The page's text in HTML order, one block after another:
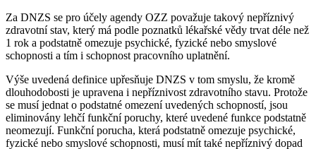
Za DNZS se pro účely agendy OZZ považuje takový nepříznivý
zdravotní stav, který má podle poznatků lékařské vědy trvat déle než
1 rok a podstatně omezuje psychické, fyzické nebo smyslové
schopnosti a tím i schopnost pracovního uplatnění.
Výše uvedená definice upřesňuje DNZS v tom smyslu, že kromě
dlouhodobosti je upravena i nepříznivost zdravotního stavu. Protože
se musí jednat o podstatné omezení uvedených schopností, jsou
eliminovány lehčí funkční poruchy, které uvedené funkce podstatně
neomezují. Funkční porucha, která podstatně omezuje psychické,
fyzické nebo smyslové schopnosti, musí mít také nepříznivý dopad